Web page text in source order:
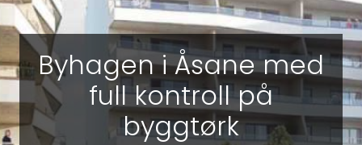
Byhagen i Åsane med
full kontroll på
byggtørk